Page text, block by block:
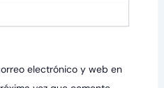
electrónico y web en